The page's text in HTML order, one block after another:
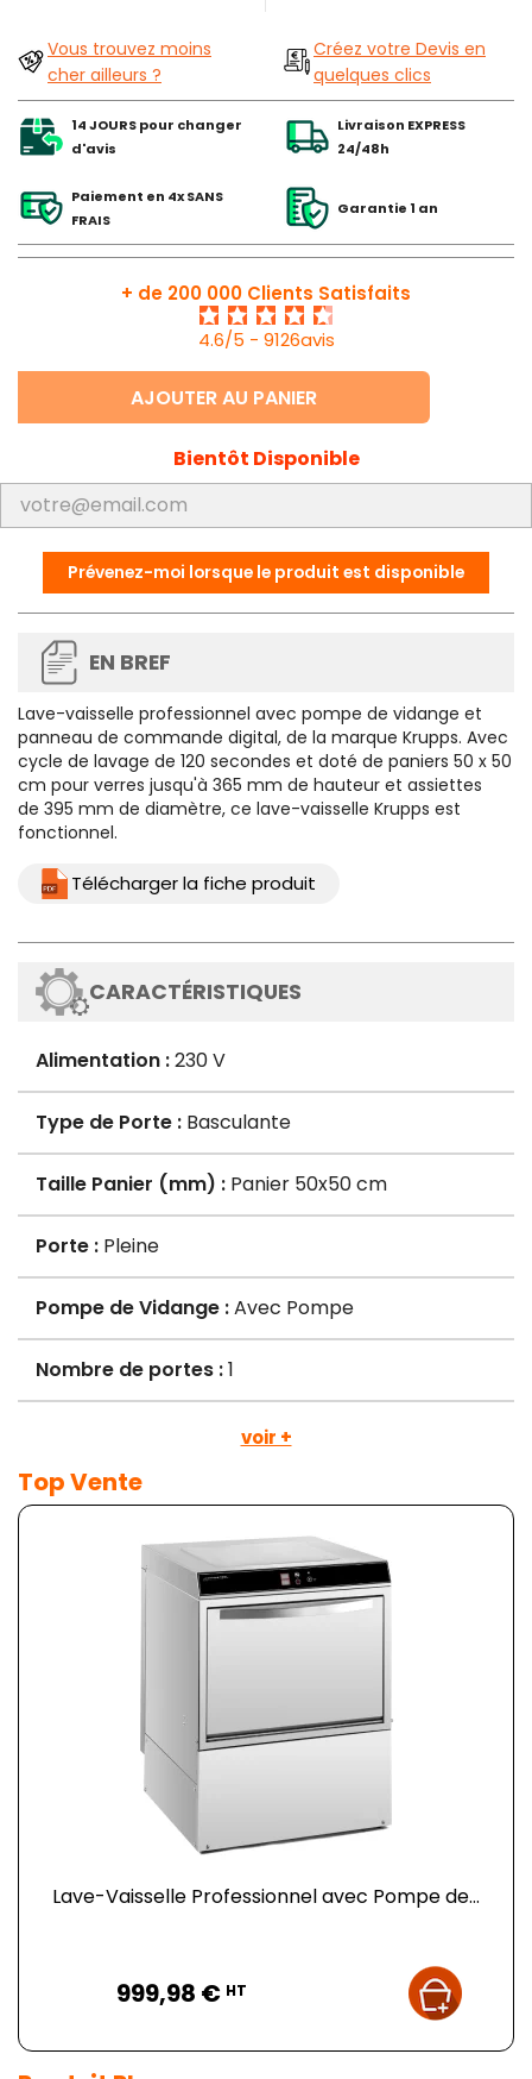
Vous trouvez moins
cher ailleurs ?
Créez votre Devis en
quelques clics
14 JOURS pour changer
d'avis
Livraison EXPRESS
24/48h
Paiement en 4x SANS
FRAIS
Garantie 1 an
+ de 200 000 Clients Satisfaits
4.6/5 - 9126avis
AJOUTER AU PANIER
Bientôt Disponible
Prévenez-moi lorsque le produit est disponible
EN BREF
Lave-vaisselle professionnel avec pompe de vidange et
panneau de commande digital, de la marque Krupps. Avec
cycle de lavage de 120 secondes et doté de paniers 50 x 50
cm pour verres jusqu'à 365 mm de hauteur et assiettes
de 395 mm de diamètre, ce lave-vaisselle Krupps est
fonctionnel.
Télécharger la fiche produit
CARACTÉRISTIQUES
Alimentation :230 V
Type de Porte : Basculante
Taille Panier (mm) : Panier 50x50 cm
Porte : Pleine
Pompe de Vidange :Avec Pompe
Nombre de portes :1
voir +
Top Vente
Lave-Vaisselle Professionnel avec Pompe de...
999,98 € HT